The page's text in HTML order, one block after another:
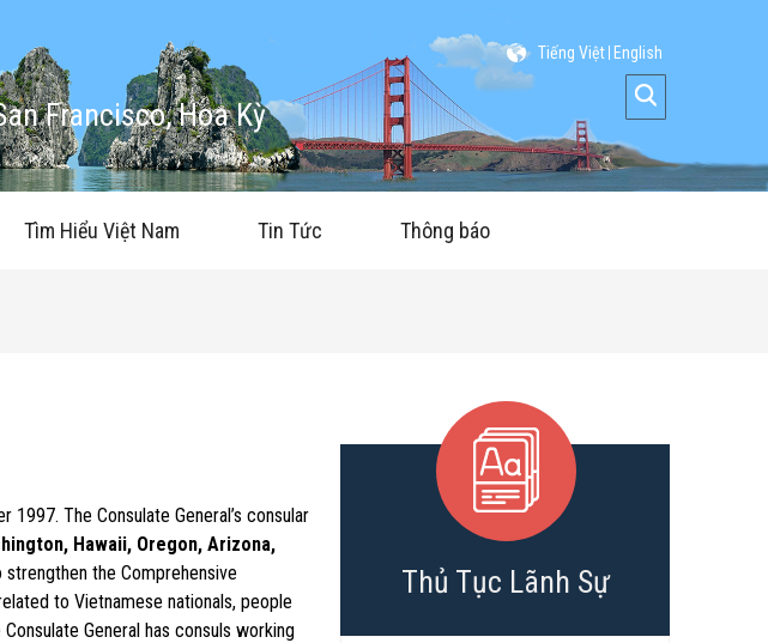
Francisco, Hoa Kỳ
Tiếng Việt English
Tìm Hiểu Việt Nam Tin Tức Thông báo
The Consulate General’s consular
Hawaii, Oregon, Arizona,
strengthen the Comprehensive
to Vietnamese nationals, people
General has consuls working
Thủ Tục Lãnh Sự